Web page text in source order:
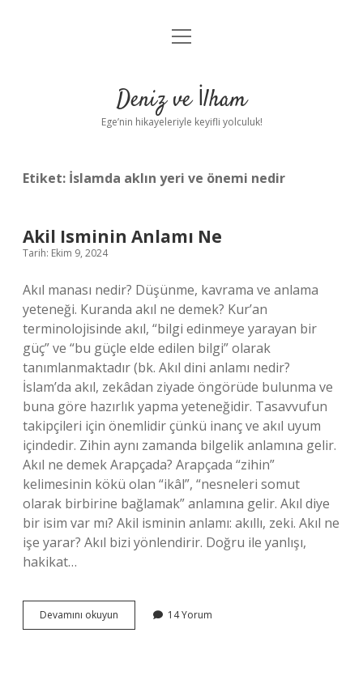
Anasayfa
Yasal Uyarı
menüyü
Deniz ve İlham
Ege’nin hikayeleriyle keyifli yolculuk!
Etiket: İslamda aklın yeri ve önemi nedir
Akil Isminin Anlamı Ne
Tarih: Ekim 9, 2024
Akıl manası nedir? Düşünme, kavrama ve anlama
yeteneği. Kuranda akıl ne demek? Kur’an
terminolojisinde akıl, “bilgi edinmeye yarayan bir
güç” ve “bu güçle elde edilen bilgi” olarak
tanımlanmaktadır (bk. Akıl dini anlamı nedir?
İslam’da akıl, zekâdan ziyade öngörüde bulunma ve
buna göre hazırlık yapma yeteneğidir. Tasavvufun
takipçileri için önemlidir çünkü inanç ve akıl uyum
içindedir. Zihin aynı zamanda bilgelik anlamına gelir.
Akıl ne demek Arapçada? Arapçada “zihin”
kelimesinin kökü olan “ikâl”, “nesneleri somut
olarak birbirine bağlamak” anlamına gelir. Akıl diye
bir isim var mı? Akil isminin anlamı: akıllı, zeki. Akıl ne
işe yarar? Akıl bizi yönlendirir. Doğru ile yanlışı,
hakikat…
Devamını okuyun
Isminin
14 Yorum